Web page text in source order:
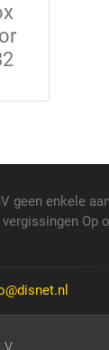
geen enkele
Op